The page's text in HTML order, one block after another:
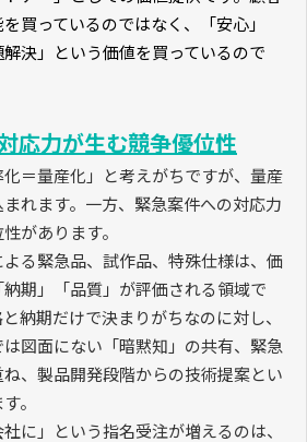
買っているのではなく、「安心」
解決」という価値を買っているので
応力が生む競争優位性
＝量産化」と考えがちですが、量産
れます。一方、緊急案件への対応力
があります。
る緊急品、試作品、特殊仕様は、価
期」「品質」が評価される領域で
納期だけで決まりがちなのに対し、
図面にない「暗黙知」の共有、緊急
、製品開発段階からの技術提案とい
。
に」という指名受注が増えるのは、